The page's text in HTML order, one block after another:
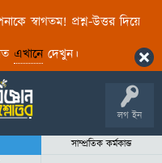
স্বাগতম! প্রশ্ন-উত্তর দিয়ে
এখানেদেখুন।
লগ ইন
সাম্প্রতিক কর্মকান্ড